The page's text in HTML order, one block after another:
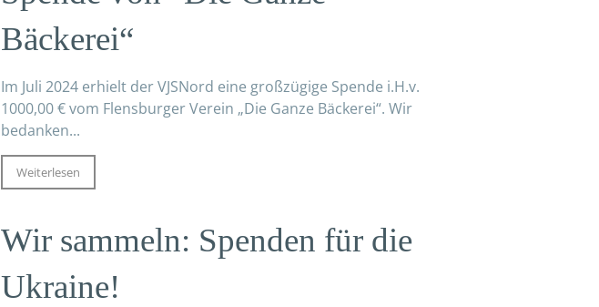
Bäckerei“
Im Juli 2024 erhielt der VJSNord eine großzügige Spende i.H.v.
1000,00 € vom Flensburger Verein „Die Ganze Bäckerei“. Wir
bedanken...
Weiterlesen
Wir sammeln: Spenden für die
Ukraine!